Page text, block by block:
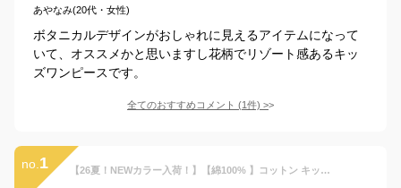
あやなみ(20代・女性)
ボタニカルデザインがおしゃれに見えるアイテムになって
いて、オススメかと思いますし花柄でリゾート感あるキッ
ズワンピースです。
全てのおすすめコメント (1件) >
no. 1 【26夏！NEWカラー入荷！】【綿100% 】コットン キッズ ワンピース 子供 子供服 女の子 ボタニカルプリント ワンピース 110 120 130 140cm (2336-7342/2436-7386) CHOPIN blue/ショパン ブルー[チュニック 重ね着 子ども服 半袖 夏 夏服 ブール ] 通学 発表会 ワンピース